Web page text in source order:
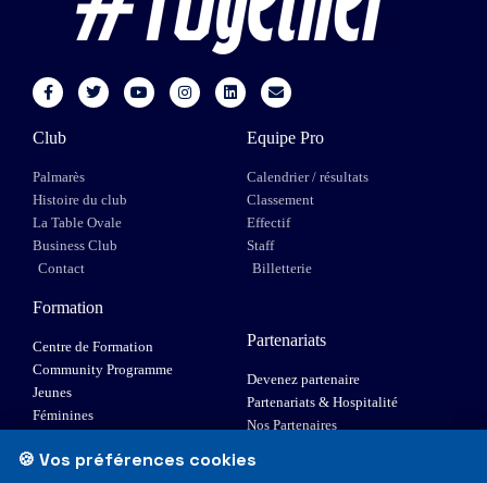
Club
Palmarès
Histoire du club
La Table Ovale
Business Club
Contact
Equipe Pro
Calendrier / résultats
Classement
Effectif
Staff
Billetterie
Formation
Centre de Formation
Community Programme
Jeunes
Féminines
Elite 1
Partenariats
Devenez partenaire
Partenariats & Hospitalité
Nos Partenaires
🍪 Vos préférences cookies